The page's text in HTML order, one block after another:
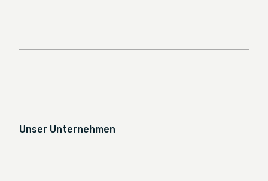
Unser Unternehmen